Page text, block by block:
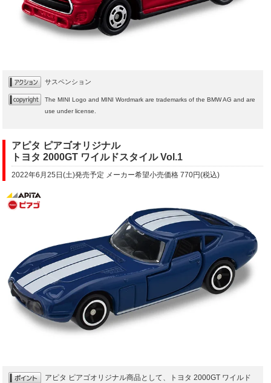
サスペンション
The MINI Logo and MINI Wordmark are trademarks of the BMW AG and are
use under license.
アピタ ピアゴオリジナル
トヨタ 2000GT ワイルドスタイル Vol.1
2022年6月25日(土)発売予定 メーカー希望小売価格 770円(税込)
アピタ ピアゴオリジナル商品として、トヨタ 2000GT ワイルド